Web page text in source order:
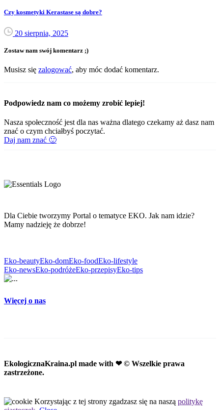
Czy kosmetyki Kerastase są dobre?
20 sierpnia, 2025
Zostaw nam swój komentarz ;)
Musisz się zalogować, aby móc dodać komentarz.
Podpowiedz nam co możemy zrobić lepiej!
Nasza społeczność jest dla nas ważna dlatego czekamy aż dasz nam
znać o czym chciałbyś poczytać.
Daj nam znać 🙂
Dla Ciebie tworzymy Portal o tematyce EKO. Jak nam idzie?
Mamy nadzieję że dobrze!
Eko-beautyEko-domEko-foodEko-lifestyle
Eko-newsEko-podróżeEko-przepisyEko-tips
Więcej o nas
EkologicznaKraina.pl made with ❤ © Wszelkie prawa
zastrzeżone.
Korzystając z tej strony zgadzasz się na naszą politykę